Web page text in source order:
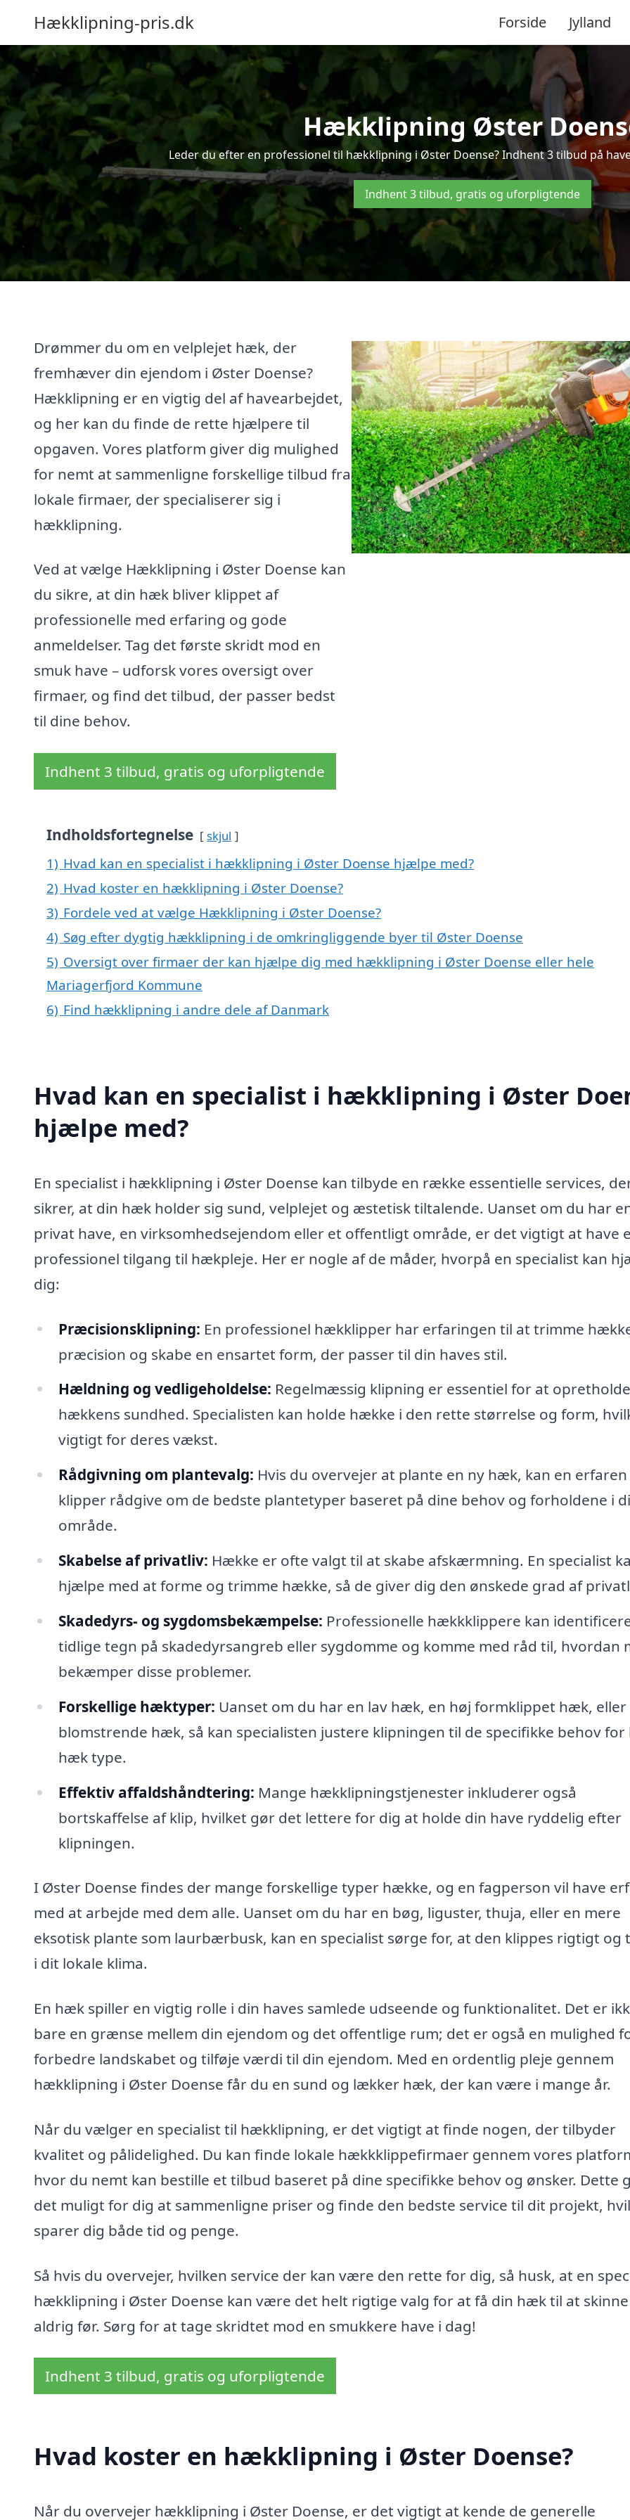
Hækklipning-pris.dk Forside Jylland
Hækklipning Øster
Leder du efter en professionel til hækklipning i Øster Doense? Indhent 3 tilbud på
Indhent 3 tilbud, gratis og uforpligtende
Drømmer du om en velplejet hæk, der
fremhæver din ejendom i Øster Doense?
Hækklipning er en vigtig del af havearbejdet,
og her kan du finde de rette hjælpere til
opgaven. Vores platform giver dig mulighed
for nemt at sammenligne forskellige tilbud fra
lokale firmaer, der specialiserer sig i
hækklipning.
Ved at vælge Hækklipning i Øster Doense kan
du sikre, at din hæk bliver klippet af
professionelle med erfaring og gode
anmeldelser. Tag det første skridt mod en
smuk have – udforsk vores oversigt over
firmaer, og find det tilbud, der passer bedst
til dine behov.
Indhent 3 tilbud, gratis og uforpligtende
Indholdsfortegnelse skjul
1) Hvad kan en specialist i hækklipning i Øster Doense hjælpe med?
2) Hvad koster en hækklipning i Øster Doense?
3) Fordele ved at vælge Hækklipning i Øster Doense?
4) Søg efter dygtig hækklipning i de omkringliggende byer til Øster Doense
5) Oversigt over firmaer der kan hjælpe dig med hækklipning i Øster Doense eller hele
Mariagerfjord Kommune
6) Find hækklipning i andre dele af Danmark
Hvad kan en specialist i hækklipning i Øster
hjælpe med?
En specialist i hækklipning i Øster Doense kan tilbyde en række essentielle services,
sikrer, at din hæk holder sig sund, velplejet og æstetisk tiltalende. Uanset om du har
privat have, en virksomhedsejendom eller et offentligt område, er det vigtigt at have
professionel tilgang til hækpleje. Her er nogle af de måder, hvorpå en specialist kan
dig:
Præcisionsklipning: En professionel hækklipper har erfaringen til at trimme
præcision og skabe en ensartet form, der passer til din haves stil.
Hældning og vedligeholdelse: Regelmæssig klipning er essentiel for at opretholde
hækkens sundhed. Specialisten kan holde hække i den rette størrelse og form,
vigtigt for deres vækst.
Rådgivning om plantevalg: Hvis du overvejer at plante en ny hæk, kan en erfaren
klipper rådgive om de bedste plantetyper baseret på dine behov og forholdene i
område.
Skabelse af privatliv: Hække er ofte valgt til at skabe afskærmning. En specialist
hjælpe med at forme og trimme hække, så de giver dig den ønskede grad af
Skadedyrs- og sygdomsbekæmpelse: Professionelle hækkklippere kan
tidlige tegn på skadedyrsangreb eller sygdomme og komme med råd til, hvordan
bekæmper disse problemer.
Forskellige hæktyper: Uanset om du har en lav hæk, en høj formklippet hæk, eller
blomstrende hæk, så kan specialisten justere klipningen til de specifikke behov for
hæk type.
Effektiv affaldshåndtering: Mange hækklipningstjenester inkluderer også
bortskaffelse af klip, hvilket gør det lettere for dig at holde din have ryddelig efter
klipningen.
I Øster Doense findes der mange forskellige typer hække, og en fagperson vil have
med at arbejde med dem alle. Uanset om du har en bøg, liguster, thuja, eller en mere
eksotisk plante som laurbærbusk, kan en specialist sørge for, at den klippes rigtigt og
i dit lokale klima.
En hæk spiller en vigtig rolle i din haves samlede udseende og funktionalitet. Det er
bare en grænse mellem din ejendom og det offentlige rum; det er også en mulighed
forbedre landskabet og tilføje værdi til din ejendom. Med en ordentlig pleje gennem
hækklipning i Øster Doense får du en sund og lækker hæk, der kan være i mange år.
Når du vælger en specialist til hækklipning, er det vigtigt at finde nogen, der tilbyder
kvalitet og pålidelighed. Du kan finde lokale hækkklippefirmaer gennem vores
hvor du nemt kan bestille et tilbud baseret på dine specifikke behov og ønsker. Dette
det muligt for dig at sammenligne priser og finde den bedste service til dit projekt,
sparer dig både tid og penge.
Så hvis du overvejer, hvilken service der kan være den rette for dig, så husk, at en
hækklipning i Øster Doense kan være det helt rigtige valg for at få din hæk til at
aldrig før. Sørg for at tage skridtet mod en smukkere have i dag!
Indhent 3 tilbud, gratis og uforpligtende
Hvad koster en hækklipning i Øster Doense?
Når du overvejer hækklipning i Øster Doense, er det vigtigt at kende de generelle